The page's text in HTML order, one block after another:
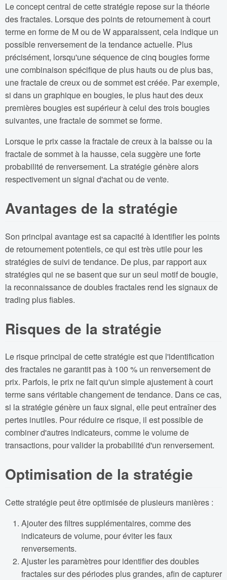
Le concept central de cette stratégie repose sur la théorie
des fractales. Lorsque des points de retournement à court
terme en forme de M ou de W apparaissent, cela indique un
possible renversement de la tendance actuelle. Plus
précisément, lorsqu'une séquence de cinq bougies forme
une combinaison spécifique de plus hauts ou de plus bas,
une fractale de creux ou de sommet est créée. Par exemple,
si dans un graphique en bougies, le plus haut des deux
premières bougies est supérieur à celui des trois bougies
suivantes, une fractale de sommet se forme.
Lorsque le prix casse la fractale de creux à la baisse ou la
fractale de sommet à la hausse, cela suggère une forte
probabilité de renversement. La stratégie génère alors
respectivement un signal d'achat ou de vente.
Avantages de la stratégie
Son principal avantage est sa capacité à identifier les points
de retournement potentiels, ce qui est très utile pour les
stratégies de suivi de tendance. De plus, par rapport aux
stratégies qui ne se basent que sur un seul motif de bougie,
la reconnaissance de doubles fractales rend les signaux de
trading plus fiables.
Risques de la stratégie
Le risque principal de cette stratégie est que l'identification
des fractales ne garantit pas à 100 % un renversement de
prix. Parfois, le prix ne fait qu'un simple ajustement à court
terme sans véritable changement de tendance. Dans ce cas,
si la stratégie génère un faux signal, elle peut entraîner des
pertes inutiles. Pour réduire ce risque, il est possible de
combiner d'autres indicateurs, comme le volume de
transactions, pour valider la probabilité d'un renversement.
Optimisation de la stratégie
Cette stratégie peut être optimisée de plusieurs manières :
Ajouter des filtres supplémentaires, comme des
indicateurs de volume, pour éviter les faux
renversements.
Ajuster les paramètres pour identifier des doubles
fractales sur des périodes plus grandes, afin de capturer